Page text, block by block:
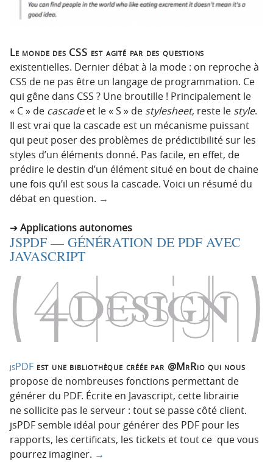
Le monde des CSS est agité par des questions
existentielles. Dernier débat à la mode : on reproche à
CSS de ne pas être un langage de programmation. Ce
qui gêne dans CSS ? Une broutille ! Principalement le
« C » de cascadeet le « S » de stylesheet, reste le style.
Il est vrai que la cascade est un mécanisme puissant
qui peut poser des problèmes de prédictibilité sur les
styles d’un éléments donné. Pas facile, en effet, de
prédire le destin d’un élément situé en bout de chaine
une fois qu’il est sous la cascade. Voici un résumé du
débat en question. →
Applications autonomes
JSPDF — GÉNÉRATION DE PDF AVEC
JAVASCRIPT
jsPDF est une bibliothèque créée par @MrRio qui nous
propose de nombreuses fonctions permettant de
générer du PDF. Écrite en Javascript, cette librairie
ne sollicite pas le serveur : tout se passe côté client.
jsPDF semble idéal pour générer des PDF pour les
rapports, les certificats, les tickets et tout ce que vous
pourrez imaginer. →